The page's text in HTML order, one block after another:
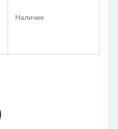
Наличие